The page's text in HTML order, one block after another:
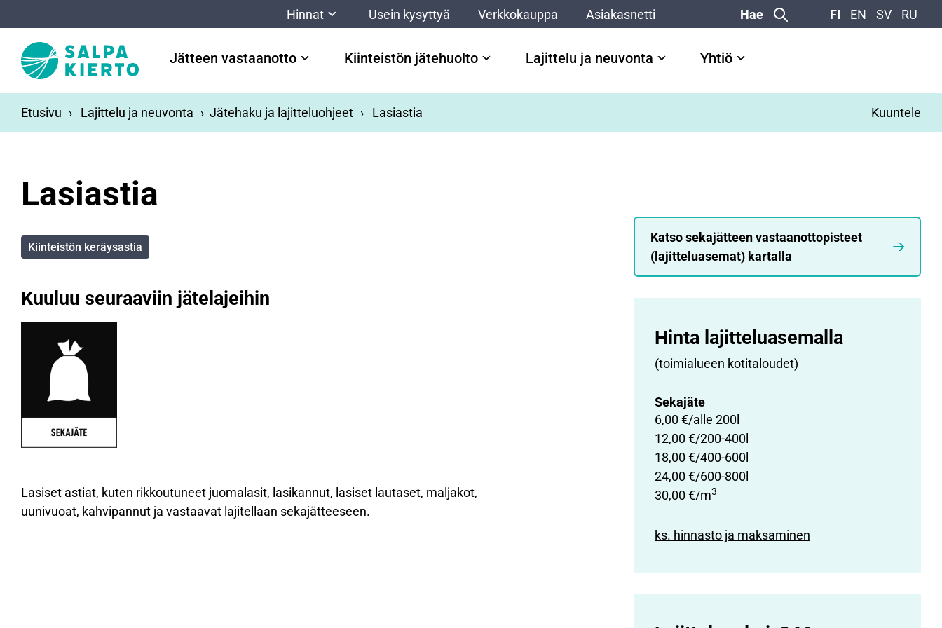
Hinnat Usein kysyttyä Verkkokauppa Asiakasnetti Hae FI EN SV RU
Jätteen vastaanotto Kiinteistön jätehuolto Lajittelu ja neuvonta Yhtiö
Etusivu Lajittelu ja neuvonta Jätehaku ja lajitteluohjeet Lasiastia Kuuntele
Lasiastia
Kiinteistön keräysastia
Kuuluu seuraaviin jätelajeihin
Lasiset astiat, kuten rikkoutuneet juomalasit, lasikannut, lasiset lautaset, maljakot,
uunivuoat, kahvipannut ja vastaavat lajitellaan sekajätteeseen.
Katso sekajätteen vastaanottopisteet
(lajitteluasemat) kartalla
Hinta lajittelu­asemalla
(toimialueen kotitaloudet)
Sekajäte
6,00 €/alle 200l
12,00 €/200-400l
18,00 €/400-600l
24,00 €/600-800l
30,00 €/m3
ks. hinnasto ja maksaminen